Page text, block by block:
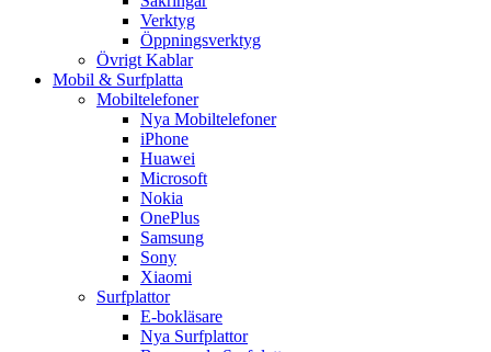
Verktyg
Öppningsverktyg
Övrigt Kablar
Mobil & Surfplatta
Mobiltelefoner
Nya Mobiltelefoner
iPhone
Huawei
Microsoft
Nokia
OnePlus
Samsung
Sony
Xiaomi
Surfplattor
E-bokläsare
Nya Surfplattor